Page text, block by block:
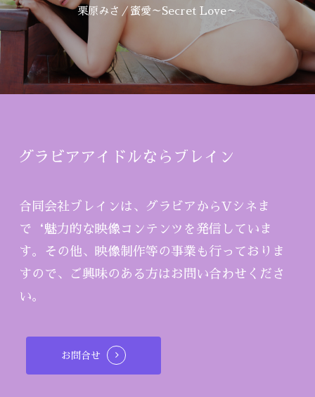
栗原みさ／蜜愛～Secret Love～
グラビアアイドルならブレイン
合同会社ブレインは、グラビアからVシネま
で‘魅力的な映像コンテンツを発信していま
す。その他、映像制作等の事業も行っておりま
すので、ご興味のある方はお問い合わせくださ
い。
お問合せ